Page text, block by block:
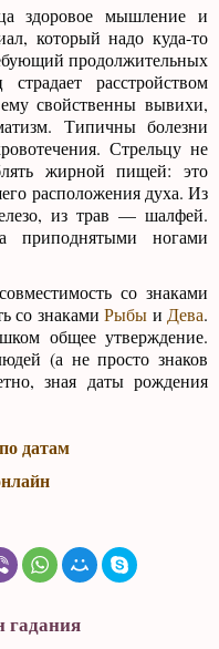
здоровое мышление и
который надо куда-то
продолжительных
расстройством
свойственны вывихи,
Типичны болезни
Стрельцу не
жирной пищей: это
расположения духа. Из
из трав — шалфей.
приподнятыми ногами
со знаками
со знакамиРыбы и Дева.
общее утверждение.
(а не просто знаков
зная даты рождения
датам
гадания